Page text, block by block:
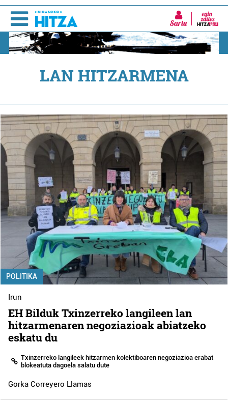
Sartu
LAN HITZARMENA
POLITIKA
Irun
EH Bilduk Txinzerreko langileen lan
hitzarmenaren negoziazioak abiatzeko
eskatu du
Txinzerreko langileek hitzarmen kolektiboaren negoziazioa erabat
blokeatuta dagoela salatu dute
Gorka Correyero Llamas